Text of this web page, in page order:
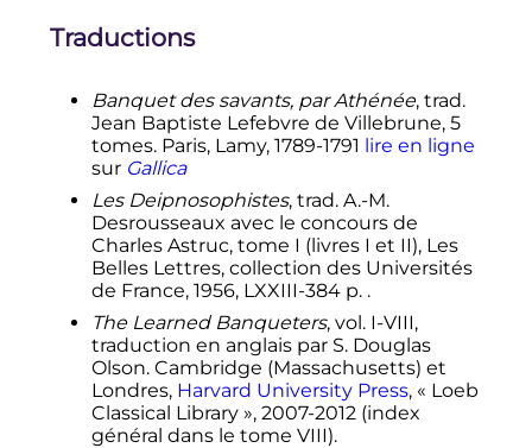
Traductions
Banquet des savants, par Athénée, trad.
Jean Baptiste Lefebvre de Villebrune, 5
tomes. Paris, Lamy, 1789-1791 lire en ligne
sur Gallica
Les Deipnosophistes, trad. A.-M.
Desrousseaux avec le concours de
Charles Astruc, tome I (livres I et II), Les
Belles Lettres, collection des Universités
de France, 1956, LXXIII-384 p..
The Learned Banqueters, vol. I-VIII,
traduction en anglais par S. Douglas
Olson. Cambridge (Massachusetts) et
Londres, Harvard University Press, « Loeb
Classical Library », 2007-2012 (index
général dans le tome VIII).